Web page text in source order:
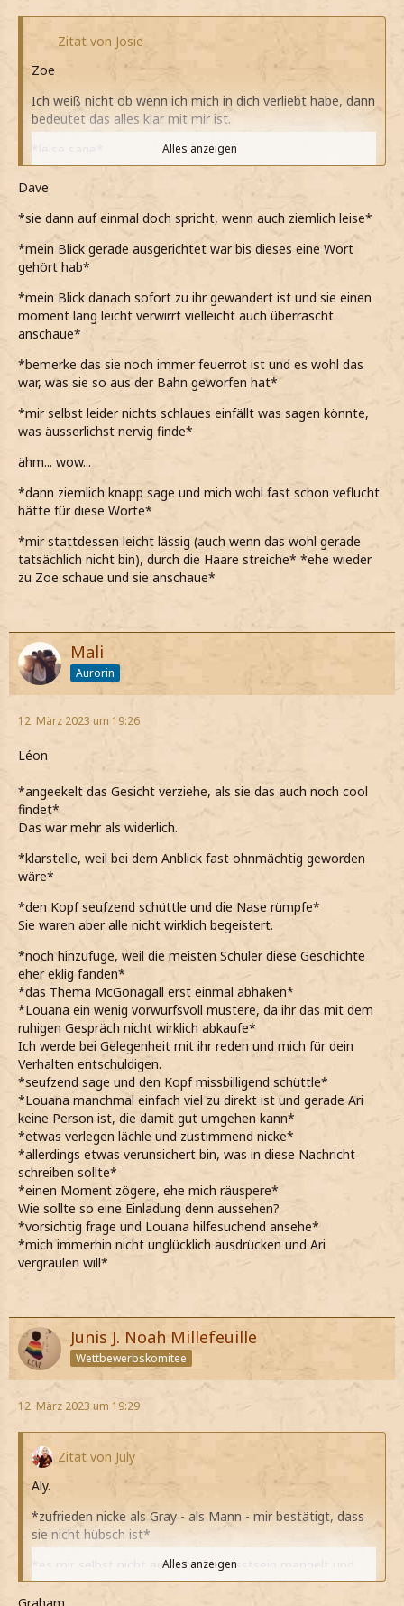
Zitat von Josie
Zoe
Ich weiß nicht ob wenn ich mich in dich verliebt habe, dann
bedeutet das alles klar mit mir ist.
*aber nicht ablesen kann, was das jetzt für ihn bedeutet*
*immernoch feuerrot und unglaublich nervös bin*
*Marie mit ihren Tipps verfluchen kann*
Alles anzeigen
Dave
*sie dann auf einmal doch spricht, wenn auch ziemlich leise*
*mein Blick gerade ausgerichtet war bis dieses eine Wort
gehört hab*
*mein Blick danach sofort zu ihr gewandert ist und sie einen
moment lang leicht verwirrt vielleicht auch überrascht
anschaue*
*bemerke das sie noch immer feuerrot ist und es wohl das
war, was sie so aus der Bahn geworfen hat*
*mir selbst leider nichts schlaues einfällt was sagen könnte,
was äusserlichst nervig finde*
ähm... wow...
*dann ziemlich knapp sage und mich wohl fast schon veflucht
hätte für diese Worte*
*mir stattdessen leicht lässig (auch wenn das wohl gerade
tatsächlich nicht bin), durch die Haare streiche* *ehe wieder
zu Zoe schaue und sie anschaue*
Mali
Aurorin
12. März 2023 um 19:26
Léon
*angeekelt das Gesicht verziehe, als sie das auch noch cool
findet*
Das war mehr als widerlich.
*klarstelle, weil bei dem Anblick fast ohnmächtig geworden
wäre*
*den Kopf seufzend schüttle und die Nase rümpfe*
Sie waren aber alle nicht wirklich begeistert.
*noch hinzufüge, weil die meisten Schüler diese Geschichte
eher eklig fanden*
*das Thema McGonagall erst einmal abhaken*
*Louana ein wenig vorwurfsvoll mustere, da ihr das mit dem
ruhigen Gespräch nicht wirklich abkaufe*
Ich werde bei Gelegenheit mit ihr reden und mich für dein
Verhalten entschuldigen.
*seufzend sage und den Kopf missbilligend schüttle*
*Louana manchmal einfach viel zu direkt ist und gerade Ari
keine Person ist, die damit gut umgehen kann*
*etwas verlegen lächle und zustimmend nicke*
*allerdings etwas verunsichert bin, was in diese Nachricht
schreiben sollte*
*einen Moment zögere, ehe mich räuspere*
Wie sollte so eine Einladung denn aussehen?
*vorsichtig frage und Louana hilfesuchend ansehe*
*mich immerhin nicht unglücklich ausdrücken und Ari
vergraulen will*
Junis J. Noah Millefeuille
Wettbewerbskomitee
12. März 2023 um 19:29
Zitat von July
Aly.
*zufrieden nicke als Gray - als Mann - mir bestätigt, dass
sie nicht hübsch ist*
*es mir selbst nicht an Selbstbewusstsein mangelt und
entsprechend auch sehr von mir selbst überzeugt bin*
Alles anzeigen